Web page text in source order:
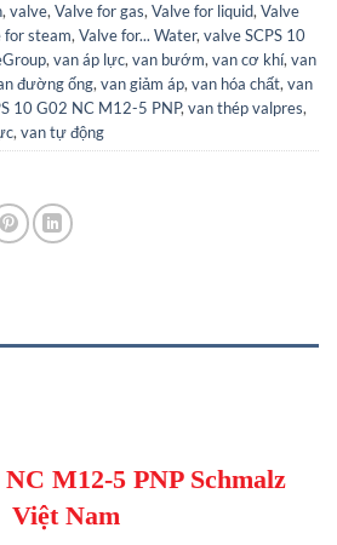
,valve,Valve for gas,Valve for liquid,Valve
for steam,Valve for... Water,valve SCPS 10
,van áp lực,van bướm,van cơ khí,van
đường ống,van giảm áp,van hóa chất,van
10 G02 NC M12-5 PNP,van thép valpres,
,van tự động
NC M12-5 PNP Schmalz
Việt Nam